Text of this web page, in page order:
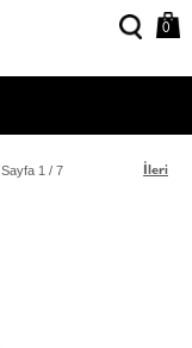
0
İleri
Sayfa 1 / 7